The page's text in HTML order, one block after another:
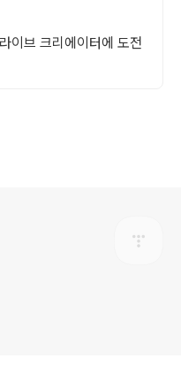
이브 크리에이터에 도전